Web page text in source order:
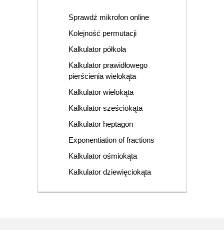
Sprawdź mikrofon online
Kolejność permutacji
Kalkulator półkola
Kalkulator prawidłowego
pierścienia wielokąta
Kalkulator wielokąta
Kalkulator sześciokąta
Kalkulator heptagon
Exponentiation of fractions
Kalkulator ośmiokąta
Kalkulator dziewięciokąta